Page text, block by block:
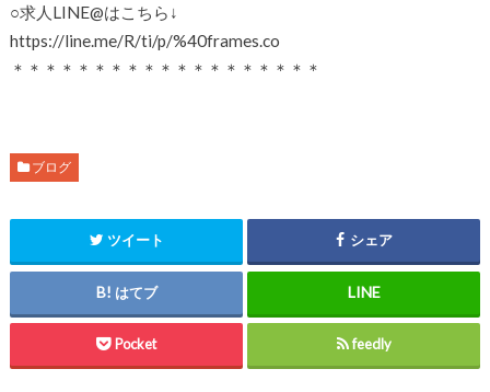
○求人LINE@はこちら↓
https://line.me/R/ti/p/%40frames.co
＊＊＊＊＊＊＊＊＊＊＊＊＊＊＊＊＊＊＊
ブログ
ツイート シェア
はてブ
Pocket feedly